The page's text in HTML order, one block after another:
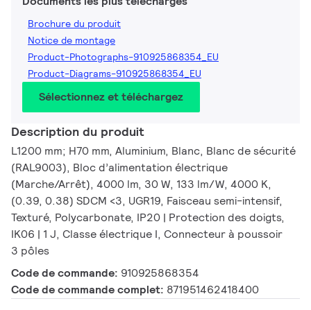
Brochure du produit
Notice de montage
Product-Photographs-910925868354_EU
Product-Diagrams-910925868354_EU
Sélectionnez et téléchargez
Description du produit
L1200 mm; H70 mm, Aluminium, Blanc, Blanc de sécurité
(RAL9003), Bloc d’alimentation électrique
(Marche/Arrêt), 4000 lm, 30 W, 133 lm/W, 4000 K,
(0.39, 0.38) SDCM <3, UGR19, Faisceau semi-intensif,
Texturé, Polycarbonate, IP20 | Protection des doigts,
IK06 | 1 J, Classe électrique I, Connecteur à poussoir
3 pôles
Code de commande: 910925868354
Code de commande complet: 871951462418400